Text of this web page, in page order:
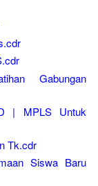
Gabungan
| MPLS Untuk
Tk.cdr
Siswa Baru